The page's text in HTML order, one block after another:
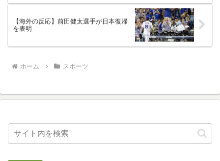
【海外の反応】前田健太選手が日本復帰
を表明
ホーム スポーツ